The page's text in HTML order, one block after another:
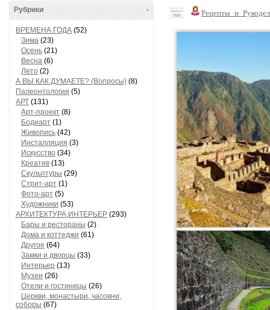
-
Рубрики
ВРЕМЕНА ГОДА (52)
Зима (23)
Осень (21)
Весна (6)
Лето (2)
А ВЫ КАК ДУМАЕТЕ? (Вопросы) (8)
Палеонтология (5)
АРТ (131)
Арт-проект (8)
Бодиарт (1)
Живопись (42)
Инсталляция (3)
Искусство (34)
Креатив (13)
Скульптуры (29)
Стрит-арт (1)
Фото-арт (5)
Художники (53)
АРХИТЕКТУРА,ИНТЕРЬЕР (293)
Бары и рестораны (2)
Дома и коттеджи (61)
Другое (64)
Замки и дворцы (33)
Интерьер (13)
Музеи (26)
Отели и гостиницы (26)
Церкви, монастыри, часовни,
соборы (67)